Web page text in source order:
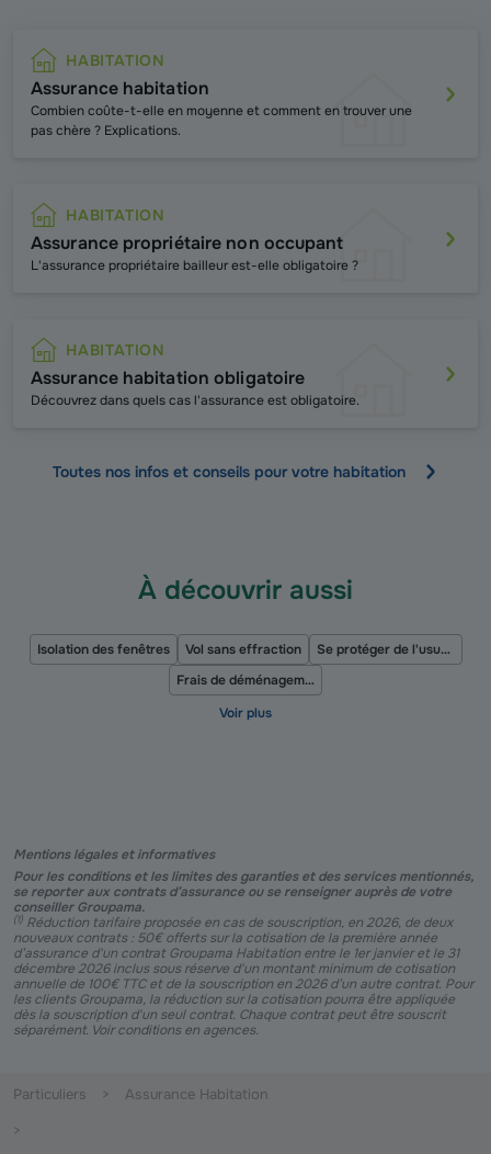
HABITATION
Assurance habitation
Combien coûte-t-elle en moyenne et comment en trouver une
pas chère ? Explications.
HABITATION
Assurance propriétaire non occupant
L'assurance propriétaire bailleur est-elle obligatoire ?
HABITATION
Assurance habitation obligatoire
Découvrez dans quels cas l'assurance est obligatoire.
Toutes nos infos et conseils pour votre habitation
À découvrir aussi
Isolation des fenêtres Vol sans effraction
Se protéger de l'usurpation d’identité
Frais de déménagement
Mentions légales et informatives
Pour les conditions et les limites des garanties et des services mentionnés,
se reporter aux contrats d’assurance ou se renseigner auprès de votre
conseiller Groupama.
(1) Réduction tarifaire proposée en cas de souscription, en 2026, de deux
nouveaux contrats : 50€ offerts sur la cotisation de la première année
d’assurance d'un contrat Groupama Habitation entre le 1er janvier et le 31
décembre 2026 inclus sous réserve d'un montant minimum de cotisation
annuelle de 100€ TTC et de la souscription en 2026 d’un autre contrat. Pour
les clients Groupama, la réduction sur la cotisation pourra être appliquée
dès la souscription d'un seul contrat. Chaque contrat peut être souscrit
séparément. Voir conditions en agences.
Particuliers Assurance Habitation